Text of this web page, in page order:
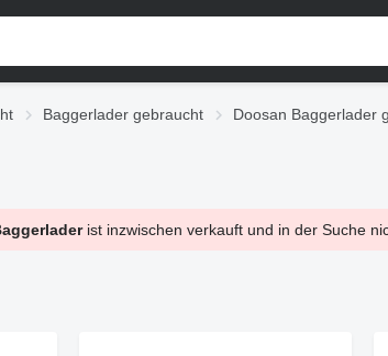
Baggerlader gebraucht Doosan Baggerlader
ist inzwischen verkauft und in der Suche